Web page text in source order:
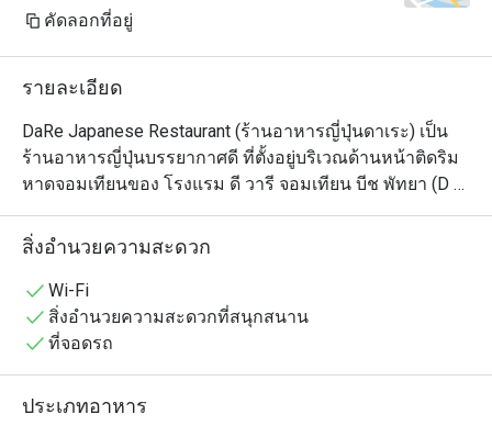
осторожнее с васаби. Здесь он
настоящий — ядерная война
прямо во рту. Рамен тоже чудный.
Адекватные цены — можно
คัดลอกที่อยู่
รายละเอียด
DaRe Japanese Restaurant (ร้านอาหารญี่ปุ่นดาเระ) เป็น
ร้านอาหารญี่ปุ่นบรรยากาศดี ที่ตั้งอยู่บริเวณด้านหน้าติดริม
หาดจอมเทียนของ โรงแรม ดี วารี จอมเทียน บีช พัทยา (D
Varee Jomtien Beach Pattaya)
ร้านนี้โดดเด่นด้วยการตกแต่งสไตล์ญี่ปุ่นแบบดั้งเดิมที่เรียบ
สามารถเพลิดเพลินกับการรับประทานอาหารไปพร้อมกับชม
วิวทะเลจอมเทียนได้อย่างสบายอารมณ์
เมนูของร้านมีความหลากหลาย เช่น:
หน้าต่างๆ ไข่ตุ๋น ซุปมิโซะ  ผลไม้สด สลัดผักฯ
สิ่งอำนวยความสะดวก
Wi-Fi
สิ่งอำนวยความสะดวกที่สนุกสนาน
ที่จอดรถ
ประเภทอาหาร